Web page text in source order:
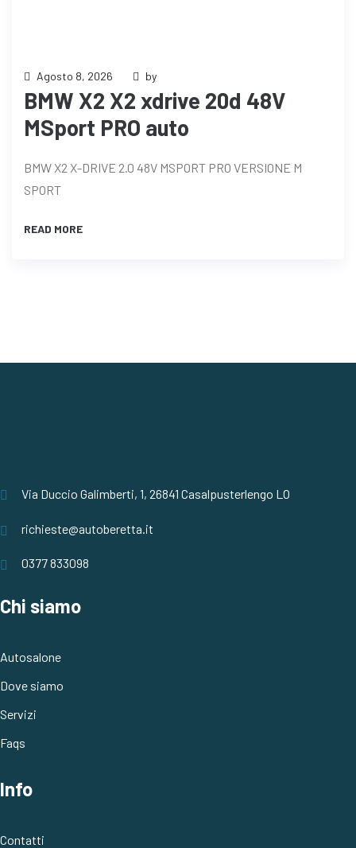
Agosto 8, 2026 by
BMW X2 X2 xdrive 20d 48V
MSport PRO auto
BMW X2 X-DRIVE 2.0 48V MSPORT PRO VERSIONE M
SPORT
READ MORE
Via Duccio Galimberti, 1, 26841 Casalpusterlengo LO
richieste@autoberetta.it
0377 833098
Chi siamo
Autosalone
Dove siamo
Servizi
Faqs
Info
Contatti